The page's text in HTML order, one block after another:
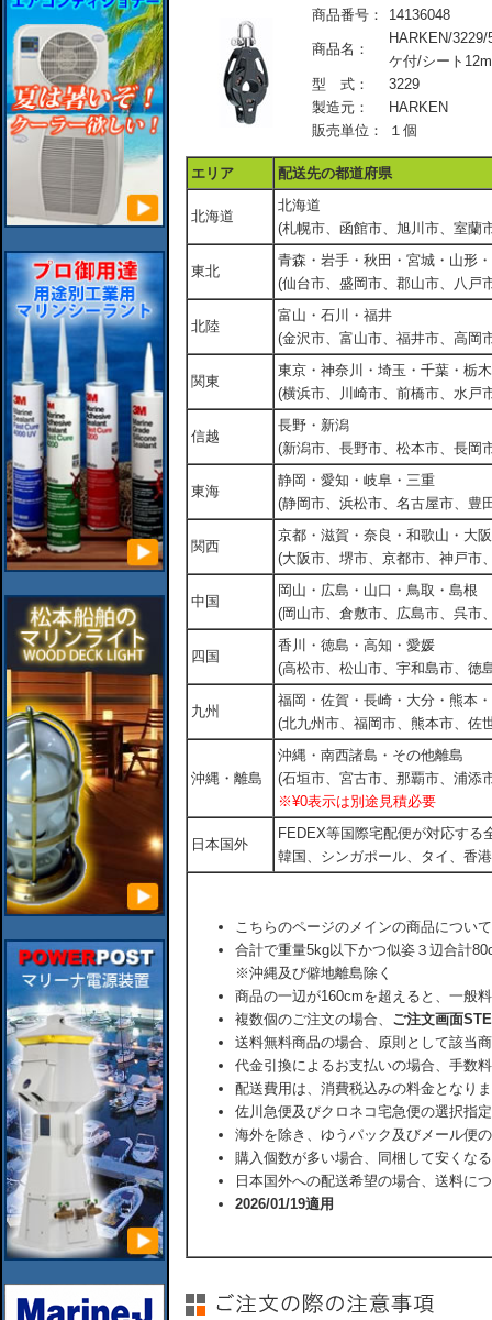
商品番号： 14136048
商品名：
HARKEN/
ケ付/シート
型 式：
3229
製造元：
HARKEN
販売単位：
１個
エリア 配送先の都道府県
北海道
北海道
(札幌市、函館市、旭川市、室蘭
東北
青森・岩手・秋田・宮城・山形
(仙台市、盛岡市、郡山市、八戸
北陸
富山・石川・福井
(金沢市、富山市、福井市、高岡
関東
東京・神奈川・埼玉・千葉・栃
(横浜市、川崎市、前橋市、水戸
信越
長野・新潟
(新潟市、長野市、松本市、長岡
東海
静岡・愛知・岐阜・三重
(静岡市、浜松市、名古屋市、豊
関西
京都・滋賀・奈良・和歌山・大
(大阪市、堺市、京都市、神戸市
中国
岡山・広島・山口・鳥取・島根
(岡山市、倉敷市、広島市、呉市
四国
香川・徳島・高知・愛媛
(高松市、松山市、宇和島市、徳
九州
福岡・佐賀・長崎・大分・熊本
(北九州市、福岡市、熊本市、佐
沖縄・離島
沖縄・南西諸島・その他離島
(石垣市、宮古市、那覇市、浦添
※¥0表示は別途見積必要
日本国外
FEDEX等国際宅配便が対応す
韓国、シンガポール、タイ、香
こちらのページのメインの商品につい
合計で重量5kg以下かつ似姿３辺合計
※沖縄及び僻地離島除く
商品の一辺が160cmを超えると、一般
複数個のご注文の場合、 ご注文画面
送料無料商品の場合、原則として該当
代金引換によるお支払いの場合、手数
配送費用は、消費税込みの料金となり
佐川急便及びクロネコ宅急便の選択指
海外を除き、ゆうパック及びメール便
購入個数が多い場合、同梱して安くな
日本国外への配送希望の場合、送料に
2026/01/19適用